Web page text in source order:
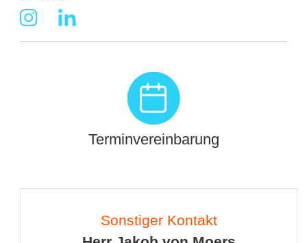
Terminvereinbarung
Sonstiger Kontakt